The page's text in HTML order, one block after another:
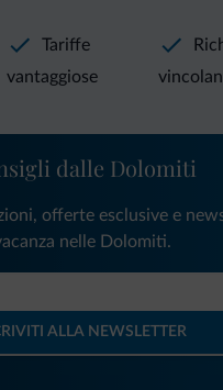
Tariffe
vantaggiose
dalle Dolomiti
offerte esclusive e
nelle Dolomiti.
ALLA NEWSLETTER